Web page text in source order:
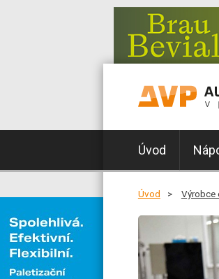
Úvod
Úvod Výrobce